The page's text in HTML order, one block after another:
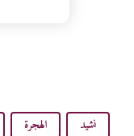
نشيد الهجرة